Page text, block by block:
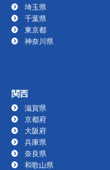
埼玉県
千葉県
東京都
神奈川県
関西
滋賀県
京都府
大阪府
兵庫県
奈良県
和歌山県